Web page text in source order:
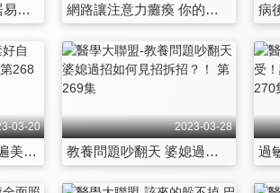
花非花 霧非霧 連白居易都要你別輕忽飛蚊症！！ 第262集 網路讓注意力癱瘓 你的大腦需要革命了？ 第263集
03-20
旅遊解禁好自在！吃遍美食不卡關！ 第268集
2023-03-28
教養問題吵翻天 婆媳過招如何見招拆招？！ 第269集